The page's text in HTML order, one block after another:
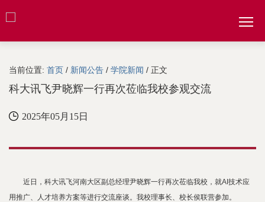
当前位置: 首页 / 新闻公告 / 学院新闻 / 正文
科大讯飞尹晓辉一行再次莅临我校参观交流
2025年05月15日
近日，科大讯飞河南大区副总经理尹晓辉一行再次莅临我校，就AI技术应
用推广、人才培养方案等进行交流座谈。我校理事长、校长侯联营参加。